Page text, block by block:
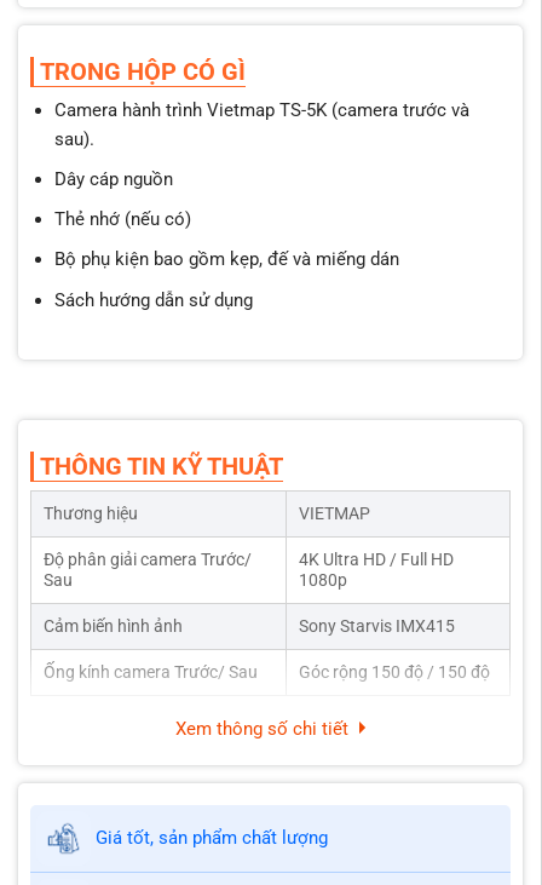
TRONG HỘP CÓ GÌ
Camera hành trình Vietmap TS-5K (camera trước và
sau).
Dây cáp nguồn
Thẻ nhớ (nếu có)
Bộ phụ kiện bao gồm kẹp, đế và miếng dán
Sách hướng dẫn sử dụng
THÔNG TIN KỸ THUẬT
Thương hiệu VIETMAP
Độ phân giải camera Trước/
Sau
4K Ultra HD / Full HD
1080p
Cảm biến hình ảnh Sony Starvis IMX415
Ống kính camera Trước/ Sau Góc rộng 150 độ / 150 độ
Xem thông số chi tiết
Giá tốt, sản phẩm chất lượng